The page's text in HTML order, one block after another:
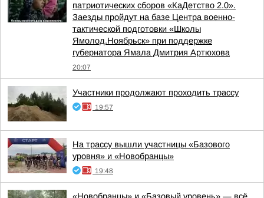
патриотических сборов «КаДетство 2.0».
Заезды пройдут на базе Центра военно-
тактической подготовки «Школы
Ямолод.Ноябрьск» при поддержке
губернатора Ямала Дмитрия Артюхова
20:07
Участники продолжают проходить трассу
19:57
На трассу вышли участницы «Базового
уровня» и «Новобранцы»
19:48